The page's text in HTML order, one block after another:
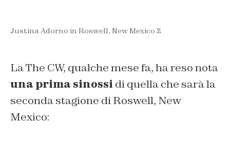
Justina Adorno in Roswell, New Mexico 2
La The CW, qualche mese fa, ha reso nota
una prima sinossi di quella che sarà la
seconda stagione di Roswell, New
Mexico: